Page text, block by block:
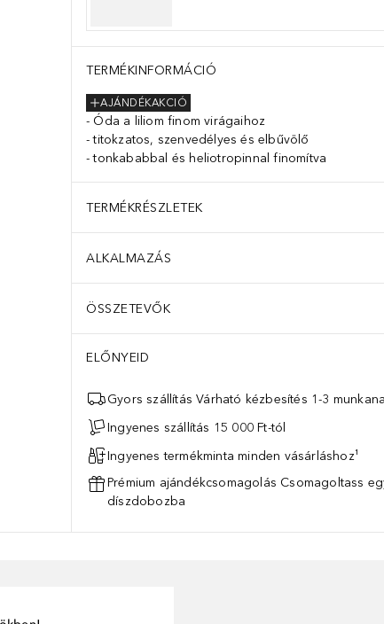
TERMÉKINFORMÁCIÓ
AJÁNDÉKAKCIÓ
Óda a liliom finom virágaihoz
titokzatos, szenvedélyes és elbűvölő
tonkababbal és heliotropinnal finomítva
TERMÉKRÉSZLETEK
ALKALMAZÁS
ÖSSZETEVŐK
ELŐNYEID
Gyors szállítás Várható kézbesítés 1-3
Ingyenes szállítás 15 000 Ft-tól
Ingyenes termékminta minden vásárláshoz¹
Prémium ajándékcsomagolás Csomagoltass
díszdobozba